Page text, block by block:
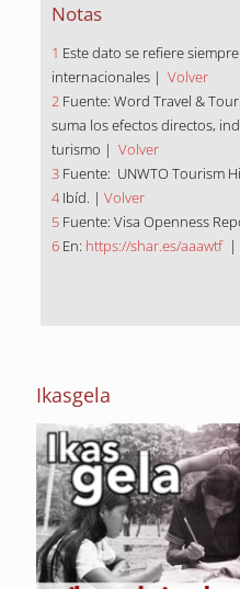
Notas
1 Este dato se refiere
internacionales | Volver
2Fuente: Word Travel &
suma los efectos directos,
turismo | Volver
3Fuente: UNWTO Tourism
4Ibíd. | Volver
5Fuente: Visa Openness
6En: https://shar.es/aaawtf |
Ikasgela